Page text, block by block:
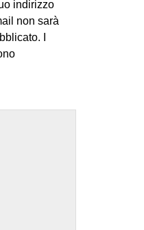
indirizzo
non sarà